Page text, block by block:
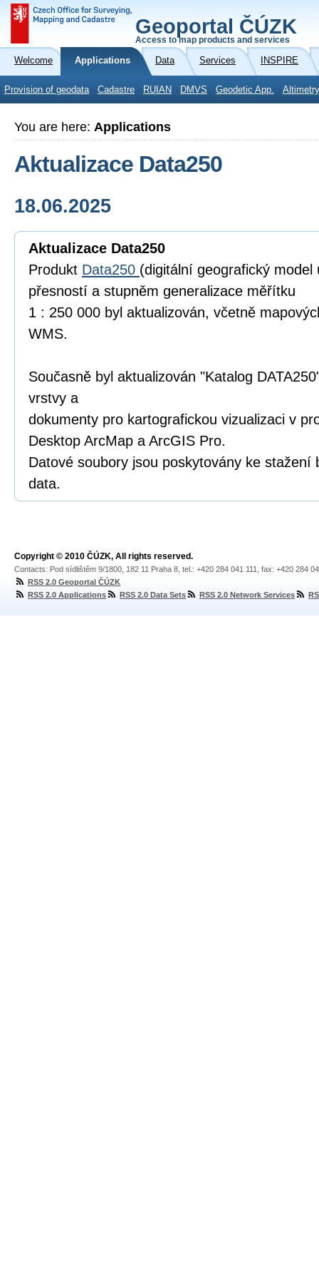
Geoportal ČÚZK
Access to map products and services
Welcome Applications Data Services INSPIRE
Provision of geodata Cadastre RUIAN DMVS Geodetic App.
You are here: Applications
Aktualizace Data250
18.06.2025
Aktualizace Data250
Produkt Data250 (digitální geografický
přesností a stupněm generalizace měřítku
1 : 250 000 byl aktualizován, včetně
WMS.
Současně byl aktualizován "Katalog
vrstvy a
dokumenty pro kartografickou vizualizaci v
Desktop ArcMap a ArcGIS Pro.
Datové soubory jsou poskytovány ke stažení
data.
Copyright © 2010 ČÚZK, All rights reserved.
Contacts: Pod sídlištěm 9/1800, 182 11 Praha 8, tel.: +420 284 041 111, fax: +420 284
RSS 2.0 Geoportal ČÚZK
RSS 2.0 Applications
RSS 2.0 Data Sets RSS 2.0 Network Services